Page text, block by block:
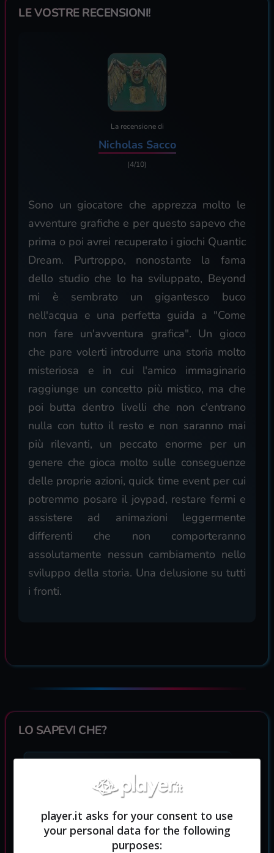
LE VOSTRE RECENSIONI!
La recensione di
Nicholas Sacco
(4/10)
Sono un giocatore che apprezza molto le
avventure grafiche e per questo sapevo che
prima o poi avrei recuperato i giochi Quantic
Dream. Purtroppo, nonostante la fama
dello studio che lo ha sviluppato, Beyond
mi è sembrato un gigantesco buco
nell'acqua e una perfetta guida a "Come
non fare un'avventura grafica". Un gioco
che pare volerti introdurre una storia molto
misteriosa e in cui l'amico immaginario
raggiunge un concetto più mistico, ma che
poi butta dentro livelli che non c'entrano
nulla con tutto il resto e non saranno mai
più rilevanti, un peccato enorme per un
genere che gioca molto sulle conseguenze
delle proprie azioni, quick time event per cui
potremmo posare il joypad, restare fermi e
assistere ad animazioni leggermente
differenti che non comporteranno
assolutamente nessun cambiamento nello
sviluppo della storia. Una delusione su tutti
i fronti.
LO SAPEVI CHE?
molto simile ad Ellen Page ma lei
con quantic dreams scaturito poi in
beyond.
player.it asks for your consent to use
your personal data for the following
purposes: